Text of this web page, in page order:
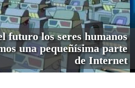
futuro los seres humanos
una pequeñísima parte
de Internet